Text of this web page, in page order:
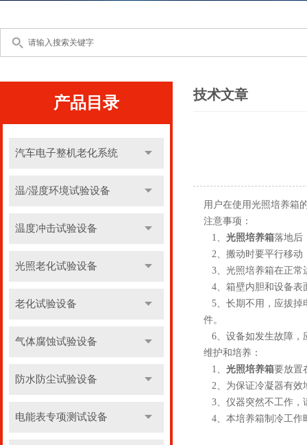
产品目录
汽车电子整机老化系统
温/湿度环境试验设备
温度冲击试验设备
光照老化试验设备
老化试验设备
气体腐蚀试验设备
防水防尘试验设备
电能表专项测试设备
技术文章
用户在使用光照培养箱
注意事项：
1、 光照培养箱落地后
2、搬动时要平行移动
3、光照培养箱在正常
4、箱壁内胆和设备表
5、长期不用，应拔掉
件。
6、设备如发生故障，
维护和培养：
1、 光照培养箱要放置
2、为保证冷凝器有效
3、仪器突然不工作，
4、本培养箱制冷工作